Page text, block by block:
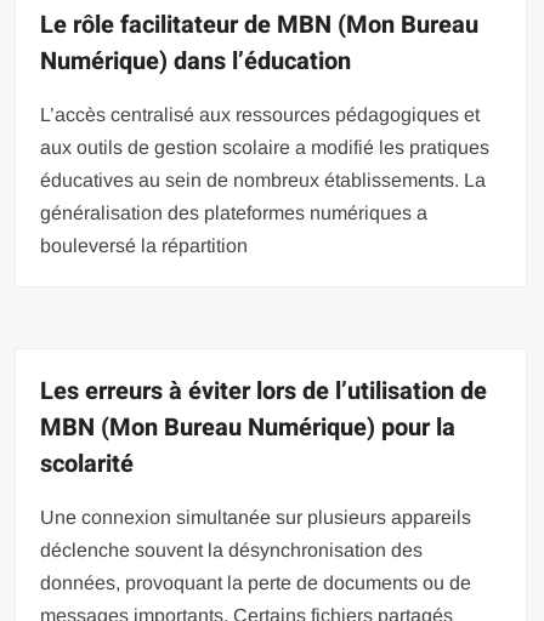
Le rôle facilitateur de MBN (Mon Bureau
Numérique) dans l’éducation
L’accès centralisé aux ressources pédagogiques et
aux outils de gestion scolaire a modifié les pratiques
éducatives au sein de nombreux établissements. La
généralisation des plateformes numériques a
bouleversé la répartition
Les erreurs à éviter lors de l’utilisation de
MBN (Mon Bureau Numérique) pour la
scolarité
Une connexion simultanée sur plusieurs appareils
déclenche souvent la désynchronisation des
données, provoquant la perte de documents ou de
messages importants. Certains fichiers partagés